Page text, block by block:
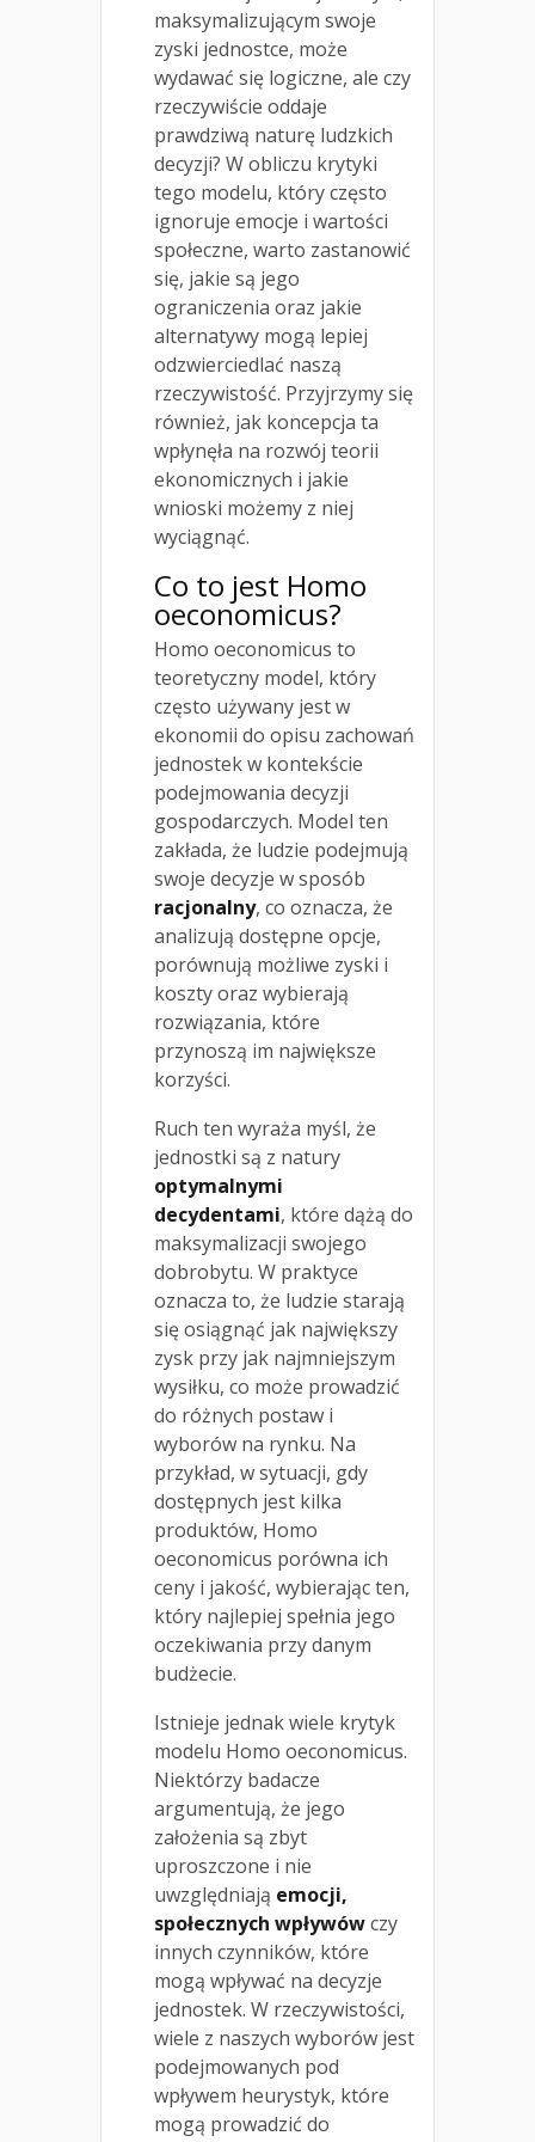
maksymalizującym swoje
zyski jednostce, może
wydawać się logiczne, ale czy
rzeczywiście oddaje
prawdziwą naturę ludzkich
decyzji? W obliczu krytyki
tego modelu, który często
ignoruje emocje i wartości
społeczne, warto zastanowić
się, jakie są jego
ograniczenia oraz jakie
alternatywy mogą lepiej
odzwierciedlać naszą
rzeczywistość. Przyjrzymy się
również, jak koncepcja ta
wpłynęła na rozwój teorii
ekonomicznych i jakie
wnioski możemy z niej
wyciągnąć.
Co to jest Homo
oeconomicus?
Homo oeconomicus to
teoretyczny model, który
często używany jest w
ekonomii do opisu zachowań
jednostek w kontekście
podejmowania decyzji
gospodarczych. Model ten
zakłada, że ludzie podejmują
swoje decyzje w sposób
racjonalny, co oznacza, że
analizują dostępne opcje,
porównują możliwe zyski i
koszty oraz wybierają
rozwiązania, które
przynoszą im największe
korzyści.
Ruch ten wyraża myśl, że
jednostki są z natury
optymalnymi
decydentami, które dążą do
maksymalizacji swojego
dobrobytu. W praktyce
oznacza to, że ludzie starają
się osiągnąć jak największy
zysk przy jak najmniejszym
wysiłku, co może prowadzić
do różnych postaw i
wyborów na rynku. Na
przykład, w sytuacji, gdy
dostępnych jest kilka
produktów, Homo
oeconomicus porówna ich
ceny i jakość, wybierając ten,
który najlepiej spełnia jego
oczekiwania przy danym
budżecie.
Istnieje jednak wiele krytyk
modelu Homo oeconomicus.
Niektórzy badacze
argumentują, że jego
założenia są zbyt
uproszczone i nie
uwzględniają emocji,
społecznych wpływówczy
innych czynników, które
mogą wpływać na decyzje
jednostek. W rzeczywistości,
wiele z naszych wyborów jest
podejmowanych pod
wpływem heurystyk, które
mogą prowadzić do